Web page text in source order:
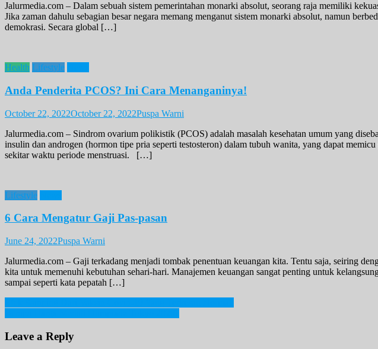
Jalurmedia.com – Dalam sebuah sistem pemerintahan monarki absolut, seorang raja memiliki
Jika zaman dahulu sebagian besar negara memang menganut sistem monarki absolut, namun
demokrasi. Secara global […]
Health Lifestyle
Anda Penderita PCOS? Ini Cara Menanganinya!
October 22, 2022October 22, 2022Puspa Warni
Jalurmedia.com – Sindrom ovarium polikistik (PCOS) adalah masalah kesehatan umum yang
insulin dan androgen (hormon tipe pria seperti testosteron) dalam tubuh wanita, yang dapat
sekitar waktu periode menstruasi. […]
Lifestyle
6 Cara Mengatur Gaji Pas-pasan
June 24, 2022Puspa Warni
Jalurmedia.com – Gaji terkadang menjadi tombak penentuan keuangan kita. Tentu saja, seiring
kita untuk memenuhi kebutuhan sehari-hari. Manajemen keuangan sangat penting untuk
sampai seperti kata pepatah […]
Post
navigation
Leave a Reply